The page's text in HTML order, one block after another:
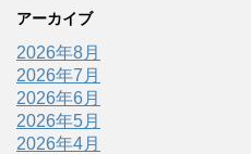
アーカイブ
2026年8月
2026年7月
2026年6月
2026年5月
2026年4月